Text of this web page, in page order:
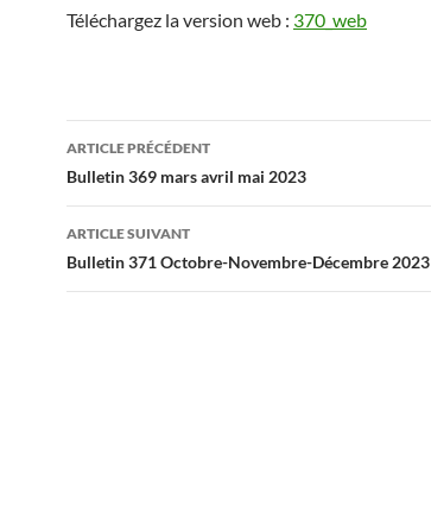
Téléchargez la version web : 370_web
Navigation
des
articles
ARTICLE PRÉCÉDENT
Bulletin 369 mars avril mai 2023
ARTICLE SUIVANT
Bulletin 371 Octobre-Novembre-Décembre 2023